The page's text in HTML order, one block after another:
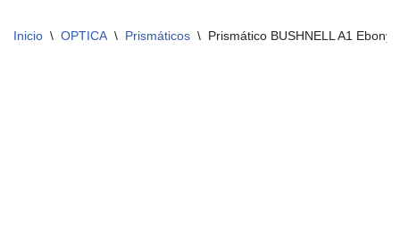
Inicio \ OPTICA \ Prismáticos \ Prismático BUSHNELL A1 Ebony